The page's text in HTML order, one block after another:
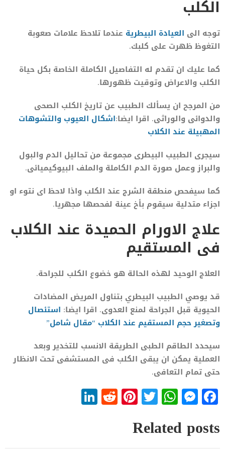
الكلب
توجه الى العيادة البيطرية عندما تلاحظ علامات صعوبة
التغوظ ظهرت على كلبك.
كما عليك ان تقدم له التفاصيل الكاملة الخاصة بكل حياة
الكلب والاعراض وتوقيت ظهورها.
من المرجح ان يسألك الطبيب عن تاريخ الكلب الصحى
والدوائى والوراثى. اقرا ايضا:اشكال العيوب والتشوهات
المهبيلة عند الكلاب
سيجرى الطبيب البيطرى مجموعة من تحاليل الدم والبول
والبراز وعمل صورة الدم الكاملة والملف البيوكيميائى.
كما سيفحص منطقة الشرج عند الكلب واذا لاحظ اى نتوء او
اجزاء متدلية سيقوم بأخ عينة لفحصها مجهريا.
علاج الاورام الحميدة عند الكلاب
فى المستقيم
العلاج الوحيد لهذه الحالة هو خضوع الكلب للجراحة.
قد يوصي الطبيب البيطري بتناول المريض المضادات
الحيوية قبل الجراحة لمنع العدوى. اقرا ايضا: استئصال
وتصغير حجم المستقيم عند الكلاب “مقال شامل”
سيحدد الطاقم الطبى الطريقة الانسب للتخدير وبعد
العملية يمكن ان يبقى الكلب فى المستشفى تحت الانظار
حتى تمام التعافى.
Facebook
Messenger
WhatsApp
Twitter
Pinterest
Reddit
Related posts